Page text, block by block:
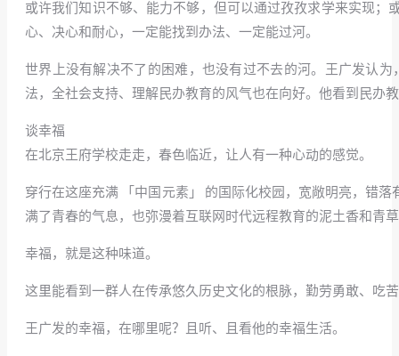
或许我们知识不够、能力不够，但可以通过孜孜求学来实现
心、决心和耐心，一定能找到办法、一定能过河。
世界上没有解决不了的困难，也没有过不去的河。王广发认
法，全社会支持、理解民办教育的风气也在向好。他看到民办
谈幸福
在北京王府学校走走，春色临近，让人有一种心动的感觉。
穿行在这座充满 「中国元素」 的国际化校园，宽敞明亮，错
满了青春的气息，也弥漫着互联网时代远程教育的泥土香和青
幸福，就是这种味道。
这里能看到一群人在传承悠久历史文化的根脉，勤劳勇敢、吃
王广发的幸福，在哪里呢？且听、且看他的幸福生活。